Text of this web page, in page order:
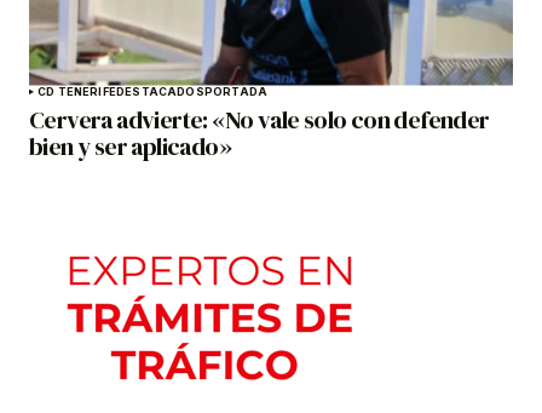
CD TENERIFEDESTACADOSPORTADA
Cervera advierte: «No vale solo con defender
bien y ser aplicado»